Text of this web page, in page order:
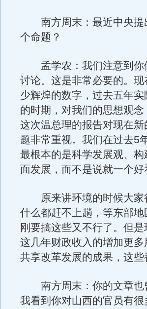
南方周末：最近中央提
个命题？
孟学农：我们注意到你
讨论。这是非常必要的。
少辉煌的数字，过去五年
的时期，对我们的思想观
这次温总理的报告对现在
题非常重视。我们在过去5
最根本的是科学发展观、
面发展，而不是说就一个好
原来讲环境的时候大家
什么都赶不上趟，等东部
刚要搞这些又不行了。但
这几年财政收入的增加更
共享改革发展的成果，这
南方周末：你的文章也
我看到你对山西的官员有很